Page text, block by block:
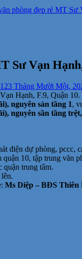
phòng đẹp rẻ MT Sư
Sư Vạn
23 Tháng Mười Một,
Hạnh, F.9, Quận 10.
nguyên sàn tầng 1,
nguyên sần tầng
điện dự phòng, pccc,
quận 10, tập trung
quận trung tâm.
Ms Diệp – BĐS Thiên